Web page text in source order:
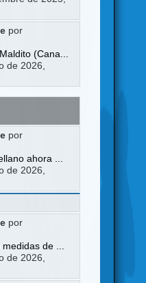
por
(Cana...
de 2026,
por
ahora ...
de 2026,
por
medidas de ...
de 2026,